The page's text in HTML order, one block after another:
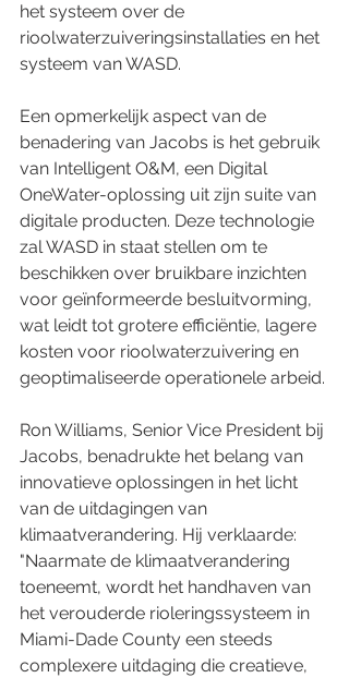
het systeem over de
rioolwaterzuiveringsinstallaties en het
systeem van WASD.
Een opmerkelijk aspect van de
benadering van Jacobs is het gebruik
van Intelligent O&M, een Digital
OneWater-oplossing uit zijn suite van
digitale producten. Deze technologie
zal WASD in staat stellen om te
beschikken over bruikbare inzichten
voor geïnformeerde besluitvorming,
wat leidt tot grotere efficiëntie, lagere
kosten voor rioolwaterzuivering en
geoptimaliseerde operationele arbeid.
Ron Williams, Senior Vice President bij
Jacobs, benadrukte het belang van
innovatieve oplossingen in het licht
van de uitdagingen van
klimaatverandering. Hij verklaarde:
"Naarmate de klimaatverandering
toeneemt, wordt het handhaven van
het verouderde rioleringssysteem in
Miami-Dade County een steeds
complexere uitdaging die creatieve,